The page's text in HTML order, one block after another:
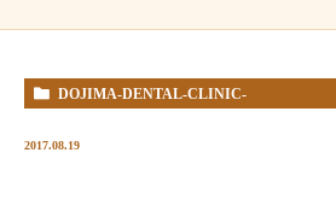
DOJIMA-DENTAL-CLINIC-
2017.08.19